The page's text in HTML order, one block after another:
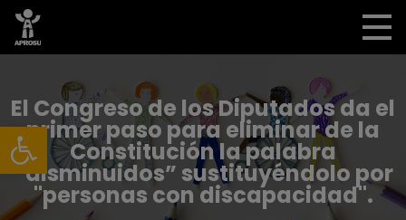
Abrir barra de herramientas
El Congreso de los Diputados da el
primer paso para eliminar de la
Constitución la palabra
“disminuidos” sustituyéndolo por
"personas con discapacidad".